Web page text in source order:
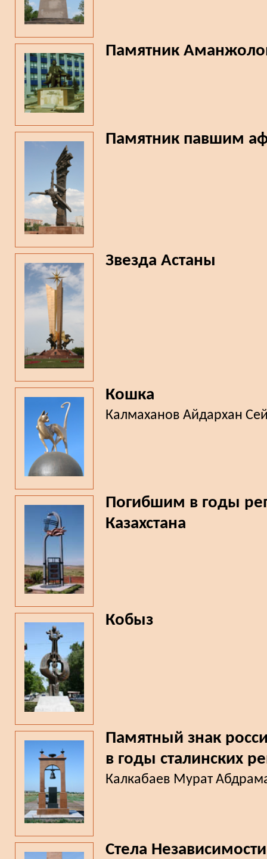
Памятник
Памятник павшим
Звезда Астаны
Кошка
Калмаханов Айдархан
Погибшим в годы
Казахстана
Кобыз
Памятный знак
в годы сталинских
Калкабаев Мурат
Стела Независимости